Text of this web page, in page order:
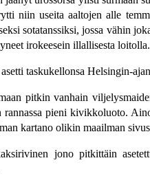
niin useita aaltojen alle
sotatanssiksi, jossa vähin
irokeesein illallisesta loitolla.
taskukellonsa Helsingin-
pitkin vanhain
pieni kivikkoluoto.
kartano olikin maailman
jono pitkittäin